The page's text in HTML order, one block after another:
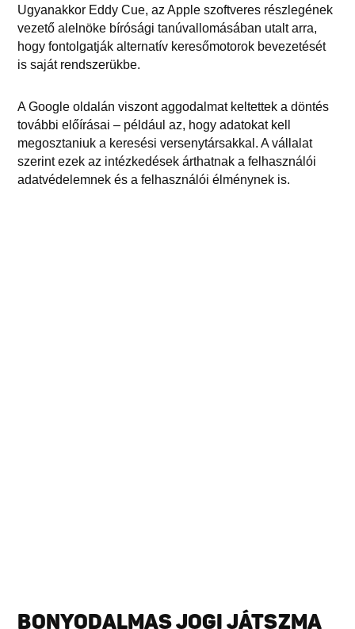
Ugyanakkor Eddy Cue, az Apple szoftveres részlegének
vezető alelnöke bírósági tanúvallomásában utalt arra,
hogy fontolgatják alternatív keresőmotorok bevezetését
is saját rendszerükbe.
A Google oldalán viszont aggodalmat keltettek a döntés
további előírásai – például az, hogy adatokat kell
megosztaniuk a keresési versenytársakkal. A vállalat
szerint ezek az intézkedések árthatnak a felhasználói
adatvédelemnek és a felhasználói élménynek is.
BONYODALMAS JOGI JÁTSZMA